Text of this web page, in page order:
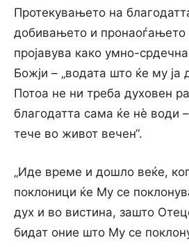
Протекувањето на
добивањето и пронаоѓањето
пројавува како умно-
Божји – „водата што ќе му ја
Потоа не ни треба духовен
благодатта сама ќе нè води
тече во живот вечен“.
„Иде време и дошло веќе,
поклоници ќе Му се
дух и во вистина, зaшто
бидат оние што Му се